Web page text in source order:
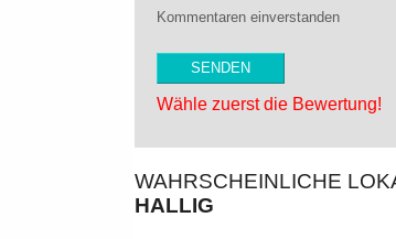
Kommentaren einverstanden
Wähle zuerst die Bewertung!
WAHRSCHEINLICHE
ALLIG